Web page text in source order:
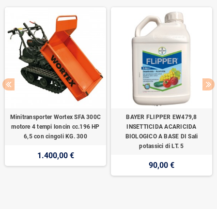
Minitransporter Wortex SFA 300C
motore 4 tempi loncin cc.196 HP
6,5 con cingoli KG. 300
1.400,00 €
BAYER FLIPPER EW479,8
INSETTICIDA ACARICIDA
BIOLOGICO A BASE DI Sali
potassici di LT. 5
90,00 €